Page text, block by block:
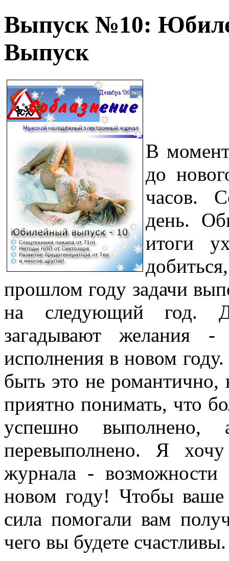
Выпуск №10:
Выпуск
В
до
часов.
день.
итоги
прошлом году задачи
на следующий год.
загадывают желания
исполнения в новом
быть это не романтично,
приятно понимать, что
успешно
перевыполнено. Я
журнала -
новом году! Чтобы ваше
сила помогали вам
чего вы будете